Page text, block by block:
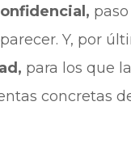
Y, por
para los que
concretas